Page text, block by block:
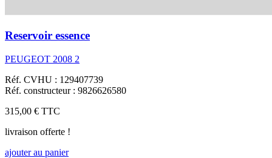
Reservoir essence
PEUGEOT 2008 2
Réf. CVHU : 129407739
Réf. constructeur : 9826626580
315,00 € TTC
livraison offerte !
ajouter au panier